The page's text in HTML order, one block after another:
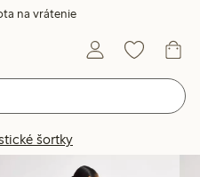
na vrátenie
šortky
Produkty na obrázku